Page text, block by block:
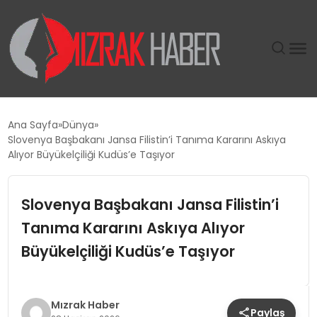
SIYASET
EKONOMI
SPOR
TEKNOLOJI
Ana Sayfa Dünya
Slovenya Başbakanı Jansa Filistin’i Tanıma Kararını Askıya
Alıyor Büyükelçiliği Kudüs’e Taşıyor
Slovenya Başbakanı Jansa Filistin’i
Tanıma Kararını Askıya Alıyor
Büyükelçiliği Kudüs’e Taşıyor
Mızrak Haber
Paylaş